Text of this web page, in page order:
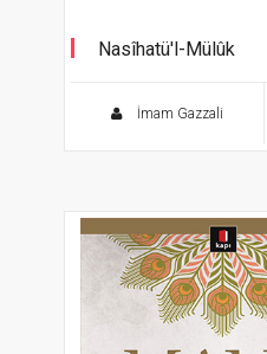
Nasîhatü'l-Mülûk
İmam Gazzali